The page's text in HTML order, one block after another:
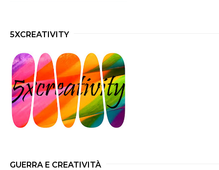
5XCREATIVITY
GUERRA E CREATIVITÀ